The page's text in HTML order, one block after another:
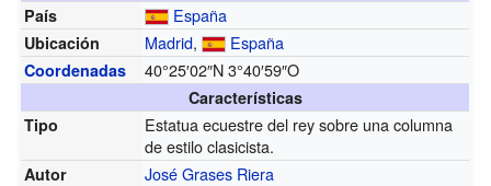
País
España
Ubicación Madrid, España
Coordenadas 40°25′02″N3°40′59″O
Características
Tipo
Estatua ecuestre del rey sobre una columna
de estilo clasicista.
Autor José Grases Riera